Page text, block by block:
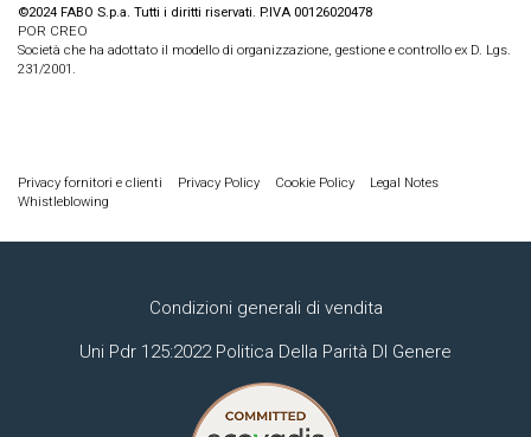
©2024 FABO S.p.a. Tutti i diritti riservati. P.IVA 00126020478
POR CREO
Società che ha adottato il modello di organizzazione, gestione e controllo ex D. Lgs.
231/2001.
Privacy fornitori e clienti Privacy Policy Cookie Policy
Legal Notes
Whistleblowing
Condizioni generali di vendita
Uni Pdr 125:2022 Politica Della Parità DI Genere